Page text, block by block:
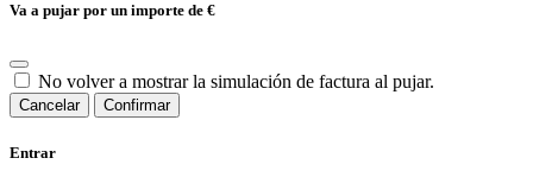
Va a pujar por un importe de €
No volver a mostrar la simulación de factura al pujar.
Cancelar Confirmar
Entrar